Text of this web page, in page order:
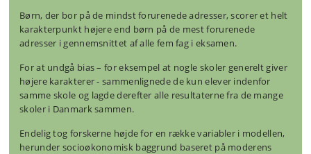
Børn, der bor på de mindst forurenede adresser, scorer et helt
karakterpunkt højere end børn på de mest forurenede
adresser i gennemsnittet af alle fem fag i eksamen.
For at undgå bias – for eksempel at nogle skoler generelt giver
højere karakterer - sammenlignede de kun elever indenfor
samme skole og lagde derefter alle resultaterne fra de mange
skoler i Danmark sammen.
Endelig tog forskerne højde for en række variabler i modellen,
herunder socioøkonomisk baggrund baseret på moderens